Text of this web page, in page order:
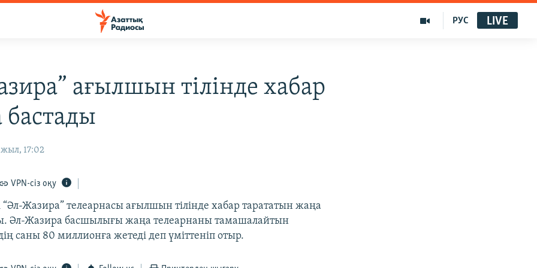
РУС LIVE
ағылшын тілінде хабар
бастады
17:02
VPN-сіз оқу
“Әл-Жазира” телеарнасы ағылшын тілінде хабар тарататын жаңа
Әл-Жазира басшылығы жаңа телеарнаны тамашалайтын
саны 80 миллионға жетеді деп үміттеніп отыр.